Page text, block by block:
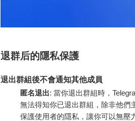
退群后的隱私保護
退出群組後不會通知其他成員
匿名退出: 當你退出群組時，
無法得知你已退出群組，除非他們
保護使用者的隱私，讓你可以無壓